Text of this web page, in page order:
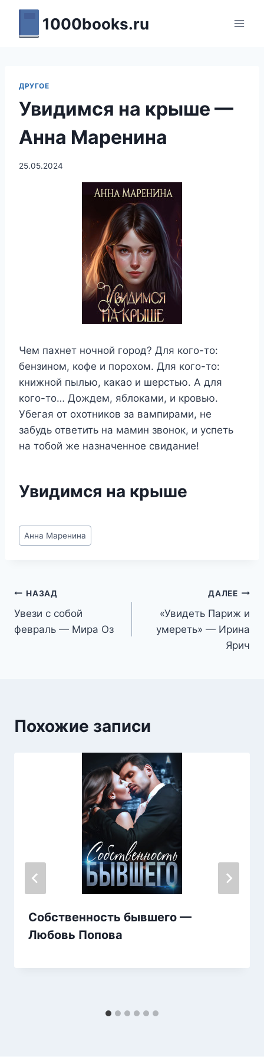
Перейти
содержимому
1000books.ru
ДРУГОЕ
Увидимся на крыше —
Анна Маренина
25.05.2024
Чем пахнет ночной город? Для кого-то:
бензином, кофе и порохом. Для кого-то:
книжной пылью, какао и шерстью. А для
кого-то… Дождем, яблоками, и кровью.
Убегая от охотников за вампирами, не
забудь ответить на мамин звонок, и успеть
на тобой же назначенное свидание!
Увидимся на крыше
Метки
записи:
Анна Маренина
Навигация
по
НАЗАД
Увези с собой
февраль — Мира Оз
ДАЛЕЕ
«Увидеть Париж и
умереть» — Ирина
Ярич
Похожие записи
Собственность бывшего —
Любовь Попова